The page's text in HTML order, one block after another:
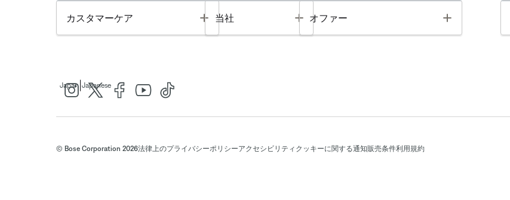
カスタマーケア Toggle
当社 Toggle
オファー Toggle
Japan Japanese
© Bose Corporation 2026法律上のプライバシーポリシーアクセシビリティ クッキーに関する通知販売条件利用規約